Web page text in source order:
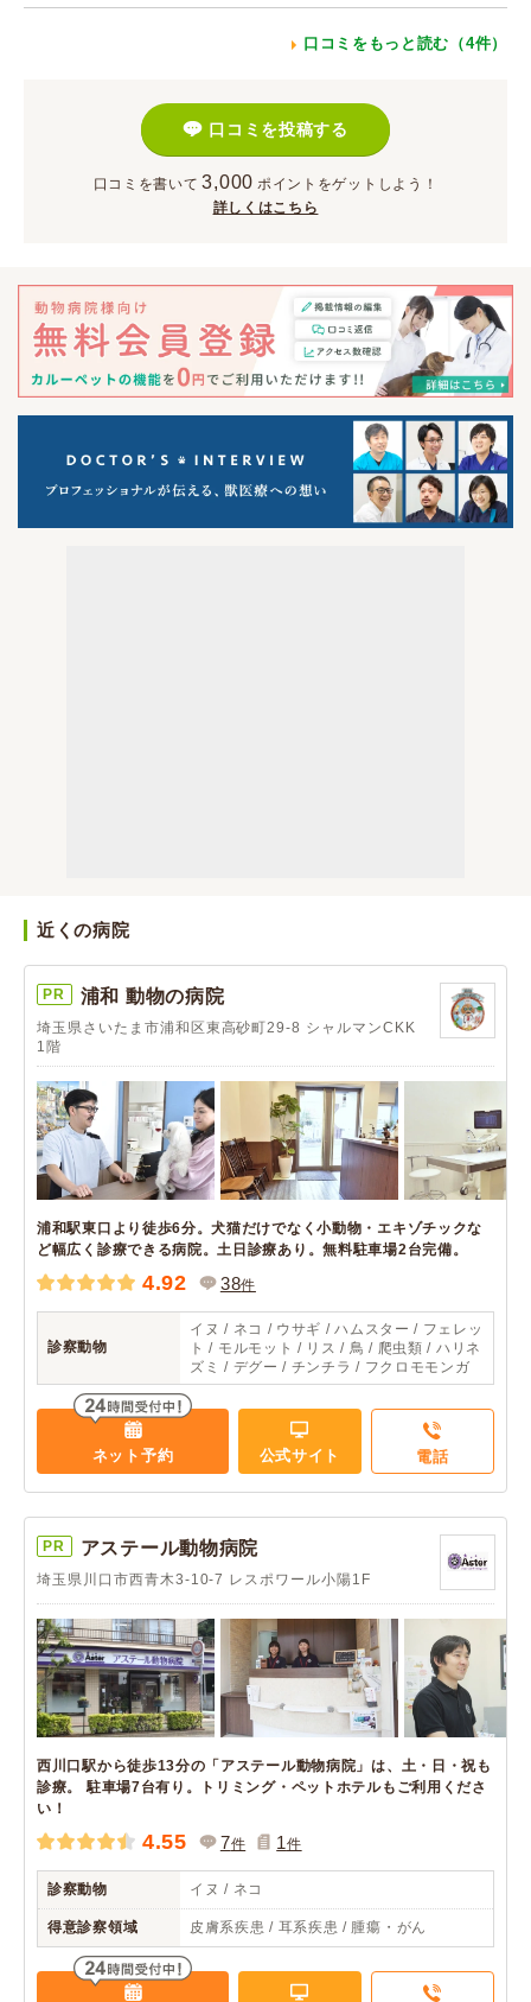
口コミをもっと読む（4件）
口コミを投稿する
口コミを書いて 3,000 ポイント をゲットしよう！
詳しくはこちら
近くの病院
PR 浦和 動物の病院
埼玉県さいたま市浦和区東高砂町29-8 シャルマンCKK
1階
浦和駅東口より徒歩6分。犬猫だけでなく小動物・エキゾチックな
ど幅広く診療できる病院。土日診療あり。無料駐車場2台完備。
4.92 38件
診察動物
イヌ / ネコ / ウサギ / ハムスター / フェレッ
ト / モルモット / リス / 鳥 / 爬虫類 / ハリネ
ズミ / デグー / チンチラ / フクロモモンガ
ネット予約 公式サイト 電話
PR アステール動物病院
埼玉県川口市西青木3-10-7 レスポワール小陽1F
西川口駅から徒歩13分の「アステール動物病院」は、土・日・祝も
診療。 駐車場7台有り。トリミング・ペットホテルもご利用くださ
い！
4.55 7件 1件
診察動物 イヌ / ネコ
得意診察領域 皮膚系疾患 / 耳系疾患 / 腫瘍・がん